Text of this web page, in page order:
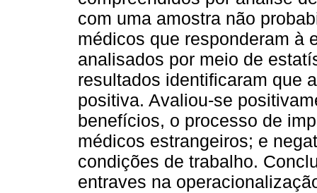
com uma amostra não
médicos que responderam à
analisados por meio de
resultados identificaram que
positiva. Avaliou-se
benefícios, o processo de
médicos estrangeiros; e
condições de trabalho.
entraves na